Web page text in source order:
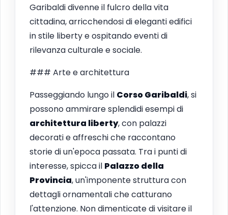
Garibaldi divenne il fulcro della vita
cittadina, arricchendosi di eleganti edifici
in stile liberty e ospitando eventi di
rilevanza culturale e sociale.
### Arte e architettura
Passeggiando lungo il Corso Garibaldi, si
possono ammirare splendidi esempi di
architettura liberty, con palazzi
decorati e affreschi che raccontano
storie di un'epoca passata. Tra i punti di
interesse, spicca il Palazzo della
Provincia, un'imponente struttura con
dettagli ornamentali che catturano
l'attenzione. Non dimenticate di visitare il